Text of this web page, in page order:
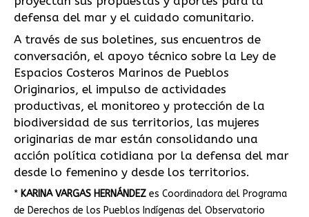
defensa del mar y el cuidado comunitario.
A través de sus boletines, sus encuentros de
conversación, el apoyo técnico sobre la Ley de
Espacios Costeros Marinos de Pueblos
Originarios, el impulso de actividades
productivas, el monitoreo y protección de la
biodiversidad de sus territorios, las mujeres
originarias de mar están consolidando una
acción política cotidiana por la defensa del mar
desde lo femenino y desde los territorios.
* KARINA VARGAS HERNÁNDEZes Coordinadora del Programa
de Derechos de los Pueblos Indígenas del Observatorio